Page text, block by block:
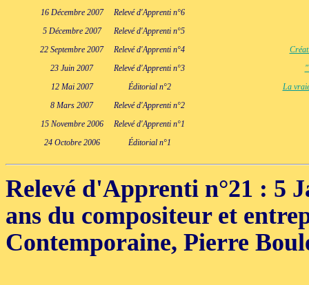
16 Décembre 2007
Relevé d'Apprenti n°6
5 Décembre 2007
Relevé d'Apprenti n°5
22 Septembre 2007
Relevé d'Apprenti n°4
23 Juin 2007
Relevé d'Apprenti n°3
12 Mai 2007
Éditorial n°2
La
8 Mars 2007
Relevé d'Apprenti n°2
15 Novembre 2006
Relevé d'Apprenti n°1
24 Octobre 2006
Éditorial n°1
Relevé d'Apprenti n°21 : 5
ans du compositeur et
Contemporaine, Pierre